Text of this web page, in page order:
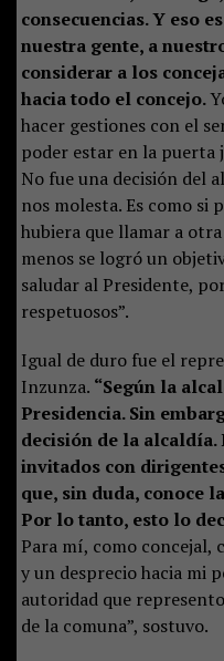
consecuencias. Y eso
nuestra gente, a
considerar a los
hacia todo el concejo.
hacer gestiones con el
poder estar en la puerta
No fue una decisión del
nos molesta. Es como si
hubiera que llamar a
menos se logró un
saludar al Presidente,
respetuosos”.
Igual de duro fue el
Inzunza. “Según la
Presidencia. Sin
decisión de la
invitados con
que, sin duda, conoce
Por lo tanto, esto lo
Para mí, como concejal,
y un desprecio hacia mi
autoridad que
de la comuna”, sostuvo.